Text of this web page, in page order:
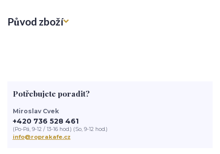
Původ zboží
Potřebujete poradit?
Miroslav Cvek
+420 736 528 461
(Po-Pá, 9-12 / 13-16 hod.) (So, 9-12 hod.)
info@roprakafe.cz